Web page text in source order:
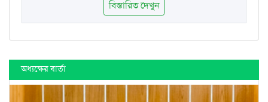
বিস্তারিত দেখুন
অধ্যক্ষের বার্তা